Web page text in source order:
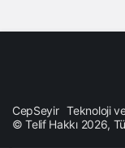
CepSeyir Teknoloji
© Telif Hakkı 2026,